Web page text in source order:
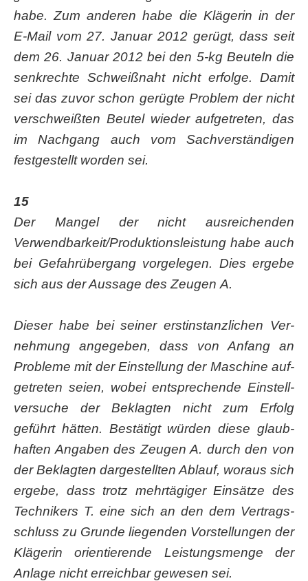
habe. Zum ande­ren habe die Klä­ge­rin in der
E‑Mail vom 27. Janu­ar 2012 gerügt, dass seit
dem 26. Janu­ar 2012 bei den 5‑kg Beu­teln die
senk­rech­te Schweiß­naht nicht erfol­ge. Damit
sei das zuvor schon gerüg­te Pro­blem der nicht
ver­schweiß­ten Beu­tel wie­der auf­ge­tre­ten, das
im Nach­gang auch vom Sach­ver­stän­di­gen
fest­ge­stellt wor­den sei.
15
Der Man­gel der nicht aus­rei­chen­den
Verwendbarkeit/Produktionsleistung habe auch
bei Gefahr­über­gang vor­ge­le­gen. Dies erge­be
sich aus der Aus­sa­ge des Zeu­gen A.
Die­ser habe bei sei­ner erst­in­stanz­li­chen Ver­
neh­mung ange­ge­ben, dass von Anfang an
Pro­ble­me mit der Ein­stel­lung der Maschi­ne auf­
ge­tre­ten sei­en, wobei ent­spre­chen­de Ein­stell­
ver­su­che der Beklag­ten nicht zum Erfolg
geführt hät­ten. Bestä­tigt wür­den die­se glaub­
haf­ten Anga­ben des Zeu­gen A. durch den von
der Beklag­ten dar­ge­stell­ten Ablauf, wor­aus sich
erge­be, dass trotz mehr­tä­gi­ger Ein­sät­ze des
Tech­ni­kers T. eine sich an den dem Ver­trags­
schluss zu Grun­de lie­gen­den Vor­stel­lun­gen der
Klä­ge­rin ori­en­tie­ren­de Leis­tungs­men­ge der
Anla­ge nicht erreich­bar gewe­sen sei.